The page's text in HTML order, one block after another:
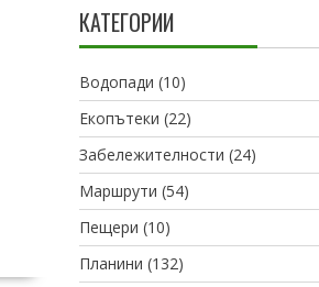
КАТЕГОРИИ
Водопади (10)
Екопътеки (22)
Забележителности (24)
Маршрути (54)
Пещери (10)
Планини (132)